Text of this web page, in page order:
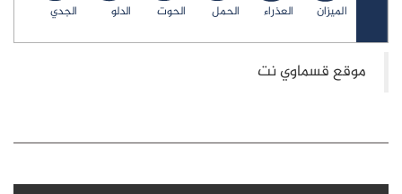
الميزان العذراء الحمل الحوت الدلو الجدي